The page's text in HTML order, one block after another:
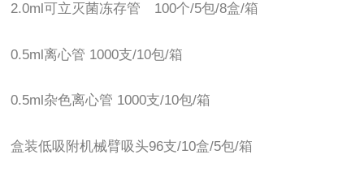
2.0ml可立灭菌冻存管 100个/5包/8盒/箱
0.5ml离心管 1000支/10包/箱
0.5ml杂色离心管 1000支/10包/箱
盒装低吸附机械臂吸头96支/10盒/5包/箱